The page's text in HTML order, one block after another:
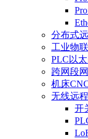
分布式
工业物
PLC以
跨网段
机床
无线远
开